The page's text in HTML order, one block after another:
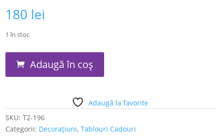
180 lei
1 în stoc
Love
Adaugă în coș
Adaugă la favorite
SKU:T2-196
Categorii: Decorațiuni,Tablouri Cadouri